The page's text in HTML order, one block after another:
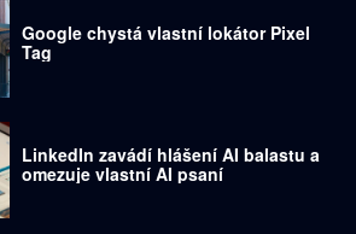
Google chystá vlastní lokátor Pixel
Tag
LinkedIn zavádí hlášení AI balastu a
omezuje vlastní AI psaní